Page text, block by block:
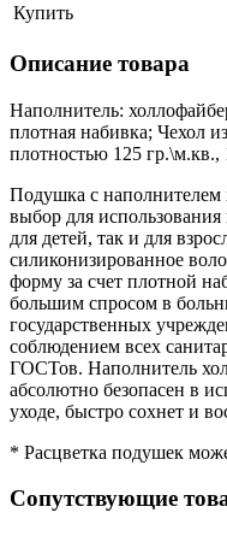
Купить
Описание товара
Наполнитель:
плотная набивка; Чехол
плотностью 125
Подушка с
выбор для
для детей, так и для
силиконизированное
форму за счет плотной
большим спросом в
государственных
соблюдением всех
ГОСТов. Наполнитель
абсолютно безопасен в
уходе, быстро сохнет и
* Расцветка подушек
Сопутствующие